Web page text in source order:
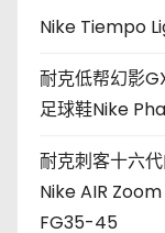
Nike Tiempo
耐克低帮幻影
足球鞋Nike
耐克刺客十六
Nike AIR
FG35-45